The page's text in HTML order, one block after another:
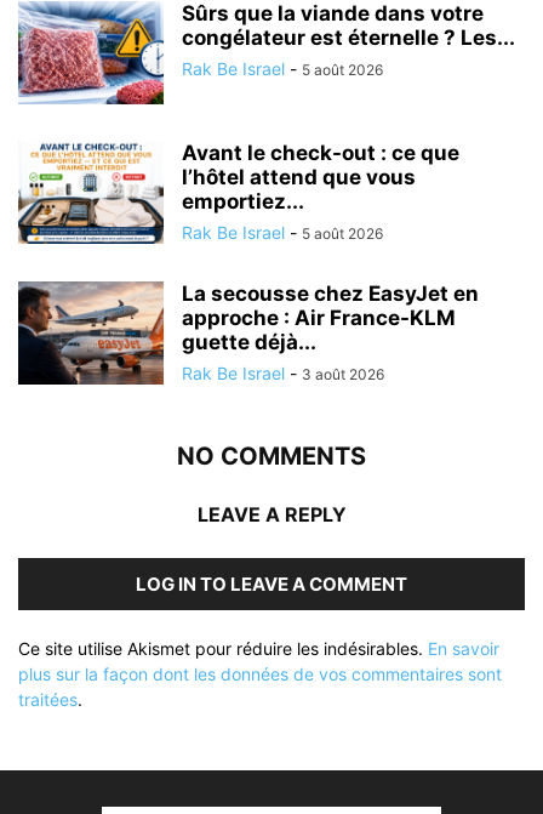
Sûrs que la viande dans votre
congélateur est éternelle ? Les...
Rak Be Israel - 5 août 2026
Avant le check-out : ce que
l’hôtel attend que vous
emportiez...
Rak Be Israel - 5 août 2026
La secousse chez EasyJet en
approche : Air France-KLM
guette déjà...
Rak Be Israel - 3 août 2026
NO COMMENTS
LEAVE A REPLY
LOG IN TO LEAVE A COMMENT
Ce site utilise Akismet pour réduire les indésirables. En savoir
plus sur la façon dont les données de vos commentaires sont
traitées.